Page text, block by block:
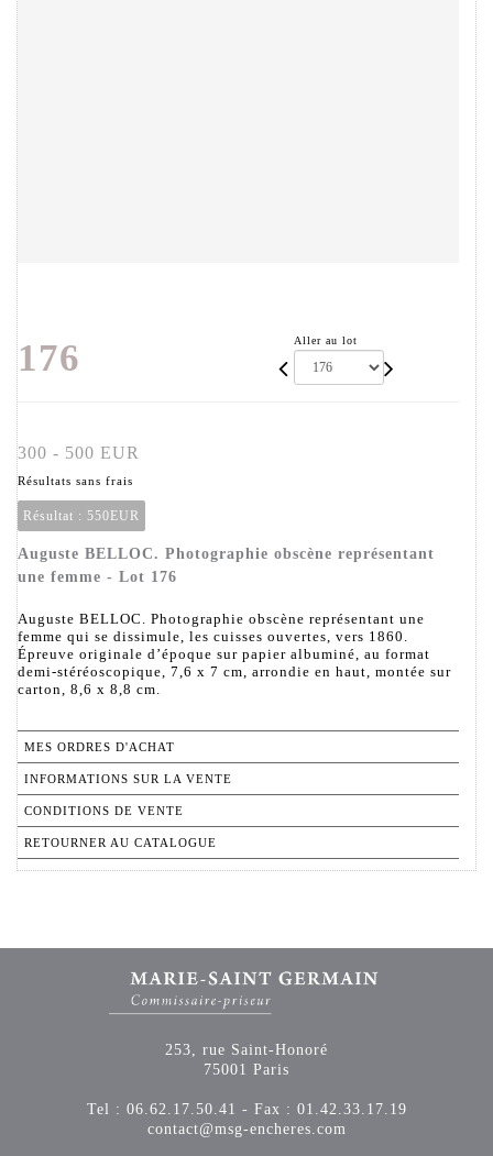
176 Aller au lot
300 - 500 EUR
Résultats sans frais
Résultat : 550EUR
Auguste BELLOC. Photographie obscène représentant
une femme - Lot 176
Auguste BELLOC. Photographie obscène représentant une
femme qui se dissimule, les cuisses ouvertes, vers 1860.
Épreuve originale d’époque sur papier albuminé, au format
demi-stéréoscopique, 7,6 x 7 cm, arrondie en haut, montée sur
carton, 8,6 x 8,8 cm.
MES ORDRES D'ACHAT
INFORMATIONS SUR LA VENTE
CONDITIONS DE VENTE
RETOURNER AU CATALOGUE
253, rue Saint-Honoré
75001 Paris
Tel : 06.62.17.50.41 - Fax : 01.42.33.17.19
contact@msg-encheres.com